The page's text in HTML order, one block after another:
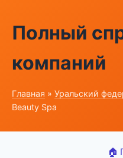
Полный
компаний
Главная » Уральский
Beauty Spa
🏠